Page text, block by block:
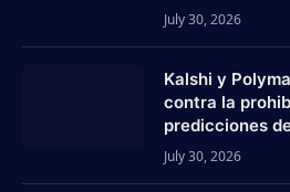
July 30, 2026
Kalshi y
contra la
predicciones
July 30, 2026